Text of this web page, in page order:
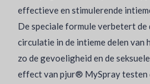
effectieve en stimulerende
De speciale formule verbetert de
circulatie in de intieme delen van
zo de gevoeligheid en de
effect van pjur® MySpray testen